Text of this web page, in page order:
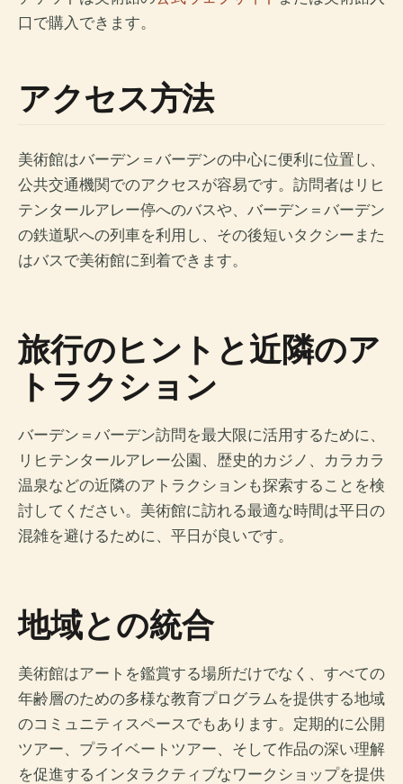
口で購入できます。
アクセス方法
美術館はバーデン＝バーデンの中心に便利に位置し、
公共交通機関でのアクセスが容易です。訪問者はリヒ
テンタールアレー停へのバスや、バーデン＝バーデン
の鉄道駅への列車を利用し、その後短いタクシーまた
はバスで美術館に到着できます。
旅行のヒントと近隣のア
トラクション
バーデン＝バーデン訪問を最大限に活用するために、
リヒテンタールアレー公園、歴史的カジノ、カラカラ
温泉などの近隣のアトラクションも探索することを検
討してください。美術館に訪れる最適な時間は平日の
混雑を避けるために、平日が良いです。
地域との統合
美術館はアートを鑑賞する場所だけでなく、すべての
年齢層のための多様な教育プログラムを提供する地域
のコミュニティスペースでもあります。定期的に公開
ツアー、プライベートツアー、そして作品の深い理解
を促進するインタラクティブなワークショップを提供